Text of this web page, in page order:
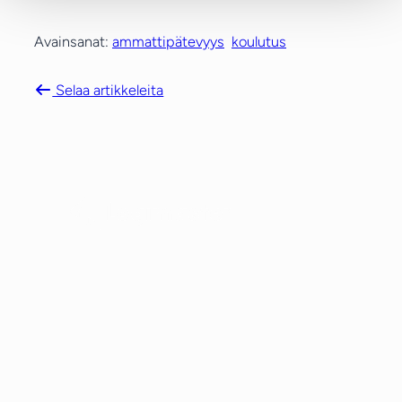
Avainsanat: ammattipätevyys koulutus
Selaa artikkeleita